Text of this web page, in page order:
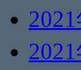
2021